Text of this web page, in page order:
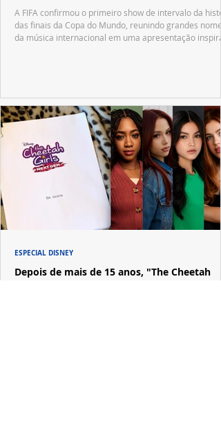
A FIFA confirmou o primeiro show de intervalo da
das finais da Copa do Mundo, reunindo grandes nomes
da música internacional em uma apresentação
Depois de mais de 15 anos, "The Cheetah
ESPECIAL DISNEY